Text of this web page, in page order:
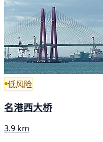
低风险
名港西大桥
3.9 km